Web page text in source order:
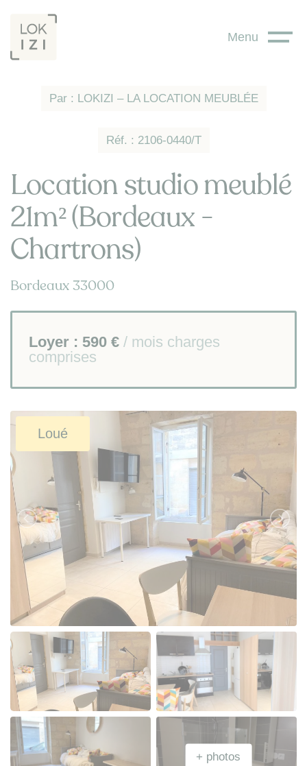
Menu
Réf. : 2106-0440/T
Par : LOKIZI – LA LOCATION MEUBLÉE
Location studio meublé
21m² (Bordeaux -
Chartrons)
Bordeaux 33000
Loyer : 590 € / mois charges
comprises
Loué